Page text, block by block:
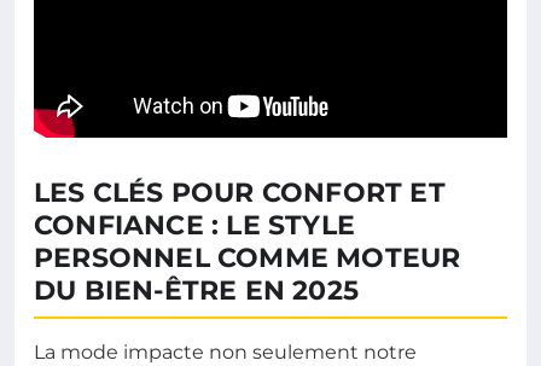
LES CLÉS POUR CONFORT ET
CONFIANCE : LE STYLE
PERSONNEL COMME MOTEUR
DU BIEN-ÊTRE EN 2025
La mode impacte non seulement notre